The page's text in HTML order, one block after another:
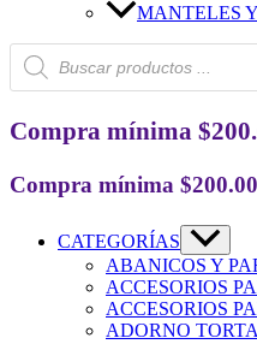
MANTELES
Búsqueda
de
productos
Compra mínima
Compra mínima
CATEGORÍAS
ABANICOS Y
ACCESORIOS
ACCESORIOS
ADORNO TORTA